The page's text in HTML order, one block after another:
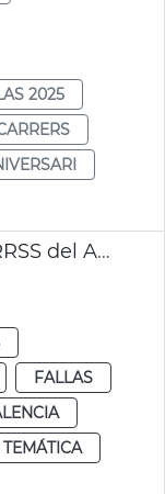
2025
Incremento seguidores en RRSS del Ayuntamiento
FALLAS